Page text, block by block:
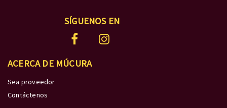
SÍGUENOS EN
ACERCA DE MÚCURA
Sea proveedor
Contáctenos